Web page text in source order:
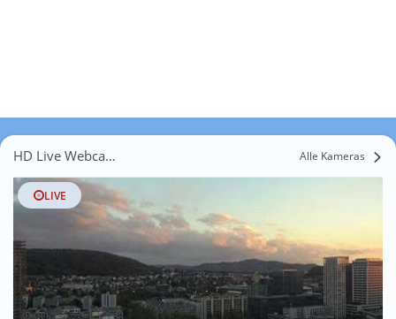
HD Live Webcams Weiach Alle Kameras
LIVE